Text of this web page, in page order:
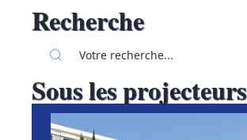
Recherche
Sous les projecteurs